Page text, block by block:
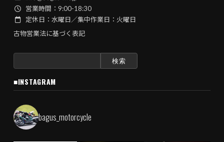
営業時間：9:00-18:30
定休日：水曜日／集中作業日：火曜日
古物営業法に基づく表記
■INSTAGRAM
bagus_motorcycle